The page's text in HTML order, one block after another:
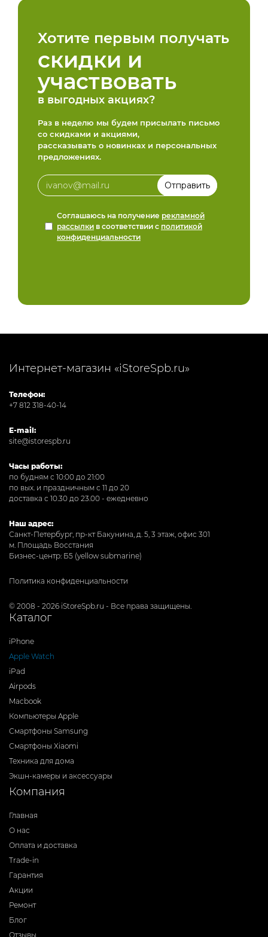
Хотите первым получать
скидки и
участвовать
в выгодных акциях?
Раз в неделю мы будем присылать письмо
со скидками и акциями,
рассказывать о новинках и персональных
предложениях.
Соглашаюсь на получение рекламной
рассылки в соответствии с политикой
конфиденциальности
Интернет-магазин «iStoreSpb.ru»
Телефон:
+7 812 318-40-14
E-mail:
site@istorespb.ru
Часы работы:
по будням с 10:00 до 21:00
по вых. и праздничным с 11 до 20
доставка с 10.30 до 23.00 - ежедневно
Наш адрес:
Санкт-Петербург, пр-кт Бакунина, д. 5, 3 этаж, офис 301
м. Площадь Восстания
Бизнес-центр: Б5 (yellow submarine)
Политика конфиденциальности
© 2008 - 2026 iStoreSpb.ru - Все права защищены.
Каталог
iPhone
Apple Watch
iPad
Airpods
Macbook
Компьютеры Apple
Смартфоны Samsung
Смартфоны Xiaomi
Техника для дома
Экшн-камеры и аксессуары
Компания
Главная
О нас
Оплата и доставка
Trade-in
Гарантия
Акции
Ремонт
Блог
Отзывы